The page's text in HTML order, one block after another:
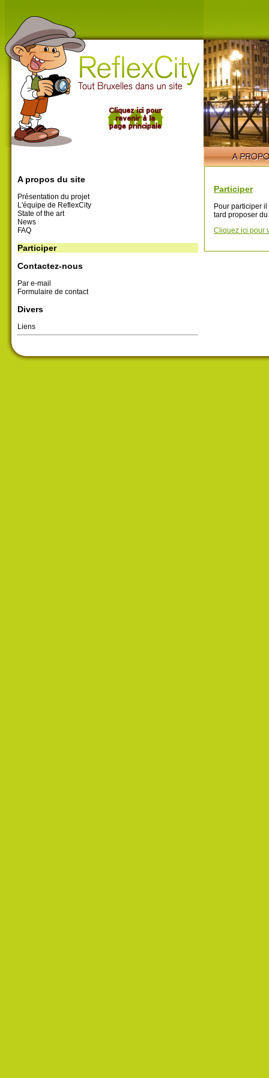
A propos du site
Présentation du projet
L'équipe de ReflexCity
State of the art
News
FAQ
Participer
Contactez-nous
Par e-mail
Formulaire de contact
Divers
Liens
Participer
Pour participer
tard proposer
Cliquez ici pour